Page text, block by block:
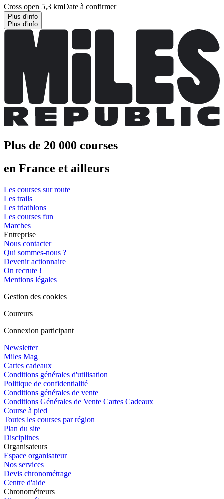
Cross open 5,3 kmDate à confirmer
Plus d'info
Plus d'info
Plus de 20 000 courses
en France et ailleurs
Les courses sur route
Les trails
Les triathlons
Les courses fun
Marches
Entreprise
Nous contacter
Qui sommes-nous ?
Devenir actionnaire
On recrute !
Mentions légales
Gestion des cookies
Coureurs
Connexion participant
Newsletter
Miles Mag
Cartes cadeaux
Conditions générales d'utilisation
Politique de confidentialité
Conditions générales de vente
Conditions Générales de Vente Cartes Cadeaux
Course à pied
Toutes les courses par région
Plan du site
Disciplines
Organisateurs
Espace organisateur
Nos services
Devis chronométrage
Centre d'aide
Chronométreurs